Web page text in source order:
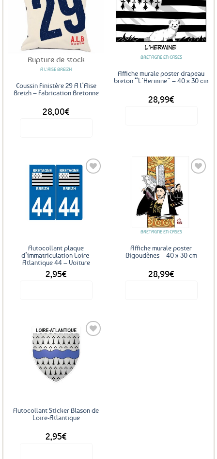
variations.
Les
options
peuvent
sur
la
Ajouter
favoris
Rupture de stock
A L'AISE BREIZH
Coussin Finistère 29 A l’Aise
Breizh – Fabrication Bretonne
28,00€
Ajouter
favoris
BRETAGNE EN CASES
Affiche murale poster drapeau
breton “L’Hermine” – 40 x 30 cm
28,99€
Autocollant plaque
d’immatriculation Loire-
Atlantique 44 – Voiture
2,95€
BRETAGNE EN CASES
Affiche murale poster
Bigoudènes – 40 x 30 cm
28,99€
Autocollant Sticker Blason de
Loire-Atlantique
2,95€